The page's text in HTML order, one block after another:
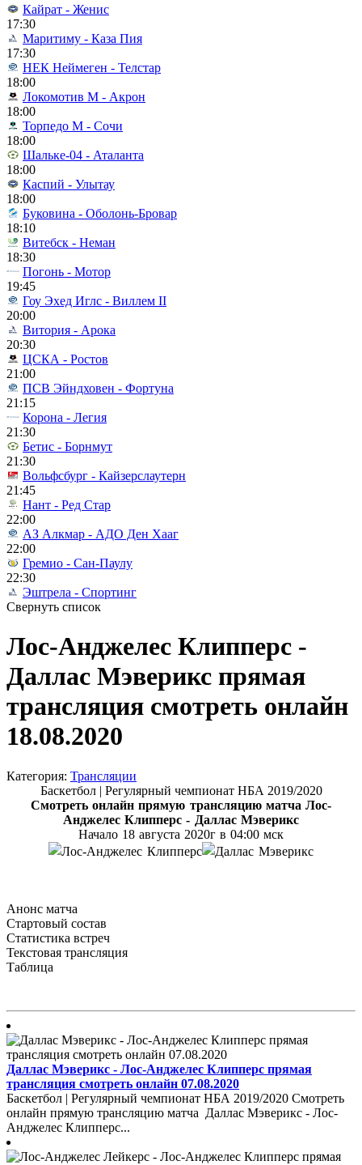
Кайрат - Женис
17:30
Маритиму - Каза Пия
17:30
НЕК Неймеген - Телстар
18:00
Локомотив М - Акрон
18:00
Торпедо М - Сочи
18:00
Шальке-04 - Аталанта
18:00
Каспий - Улытау
18:00
Буковина - Оболонь-Бровар
18:10
Витебск - Неман
18:30
Погонь - Мотор
19:45
Гоу Эхед Иглс - Виллем II
20:00
Витория - Арока
20:30
ЦСКА - Ростов
21:00
ПСВ Эйндховен - Фортуна
21:15
Корона - Легия
21:30
Бетис - Борнмут
21:30
Вольфсбург - Кайзерслаутерн
21:45
Нант - Ред Стар
22:00
АЗ Алкмар - АДО Ден Хааг
22:00
Гремио - Сан-Паулу
22:30
Эштрела - Спортинг
Свернуть список
Лос-Анджелес Клипперс -
Даллас Мэверикс прямая
трансляция смотреть онлайн
18.08.2020
Категория: Трансляции
Баскетбол | Регулярный чемпионат НБА 2019/2020
Смотреть онлайн прямую трансляцию матча Лос-
Анджелес Клипперс - Даллас Мэверикс
Начало 18 августа 2020г в 04:00 мск
Анонс матча
Стартовый состав
Статистика встреч
Текстовая трансляция
Таблица
Даллас Мэверикс - Лос-Анджелес Клипперс прямая
трансляция смотреть онлайн 07.08.2020
Баскетбол | Регулярный чемпионат НБА 2019/2020 Смотреть
онлайн прямую трансляцию матча Даллас Мэверикс - Лос-
Анджелес Клипперс...